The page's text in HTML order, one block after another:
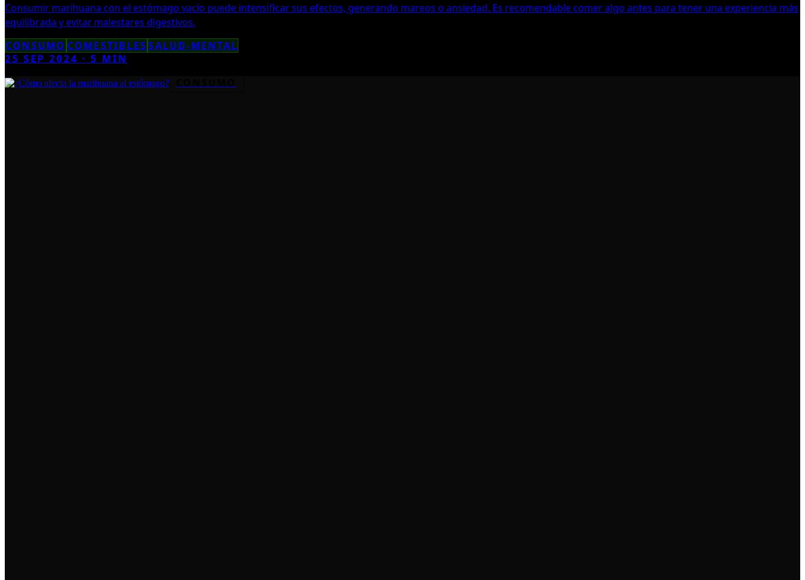
Consumir marihuana con el estómago vacío puede intensificar sus efectos, generando mareos o ansiedad. Es recomendable comer algo antes para tener una experiencia más
equilibrada y evitar malestares digestivos.
CONSUMO COMESTIBLESSALUD-MENTAL
25 SEP 2024 ·5 MIN